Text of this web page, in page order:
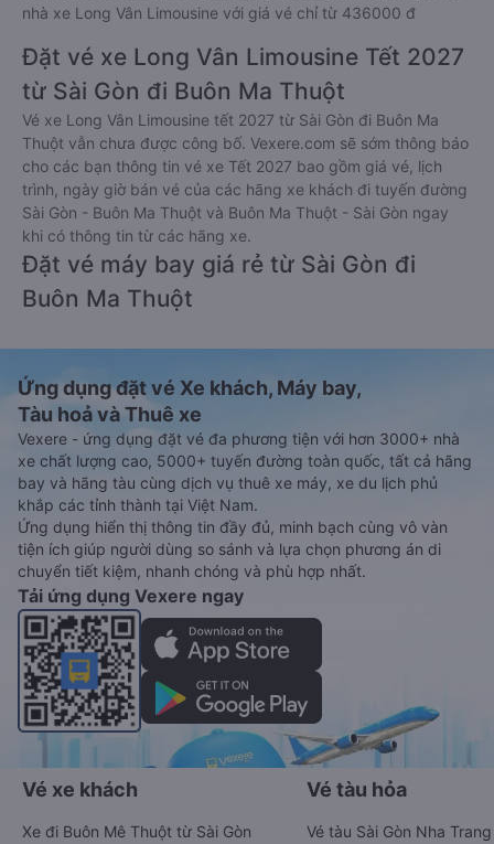
nhà xe Long Vân Limousine với giá vé chỉ từ 436000 đ
Đặt vé xe Long Vân Limousine Tết 2027
từ Sài Gòn đi Buôn Ma Thuột
Vé xe Long Vân Limousine tết 2027 từ Sài Gòn đi Buôn Ma
Thuột vẫn chưa được công bố. Vexere.com sẽ sớm thông báo
cho các bạn thông tin vé xe Tết 2027 bao gồm giá vé, lịch
trình, ngày giờ bán vé của các hãng xe khách đi tuyến đường
Sài Gòn - Buôn Ma Thuột và Buôn Ma Thuột - Sài Gòn ngay
khi có thông tin từ các hãng xe.
Đặt vé máy bay giá rẻ từ Sài Gòn đi
Buôn Ma Thuột
Ứng dụng đặt vé Xe khách, Máy bay,
Tàu hoả và Thuê xe
Vexere - ứng dụng đặt vé đa phương tiện với hơn 3000+ nhà
xe chất lượng cao, 5000+ tuyến đường toàn quốc, tất cả hãng
bay và hãng tàu cùng dịch vụ thuê xe máy, xe du lịch phủ
khắp các tỉnh thành tại Việt Nam.
Ứng dụng hiển thị thông tin đầy đủ, minh bạch cùng vô vàn
tiện ích giúp người dùng so sánh và lựa chọn phương án di
chuyển tiết kiệm, nhanh chóng và phù hợp nhất.
Tải ứng dụng Vexere ngay
Vé xe khách
Xe đi Buôn Mê Thuột từ Sài Gòn
Vé tàu hỏa
Vé tàu Sài Gòn Nha Trang